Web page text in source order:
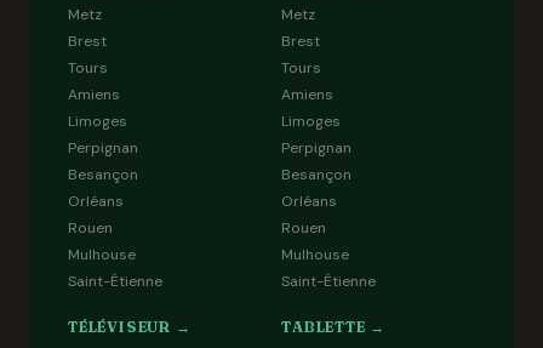
Metz
Brest
Tours
Amiens
Limoges
Perpignan
Besançon
Orléans
Rouen
Mulhouse
Saint-Étienne
Metz
Brest
Tours
Amiens
Limoges
Perpignan
Besançon
Orléans
Rouen
Mulhouse
Saint-Étienne
TÉLÉVISEUR → TABLETTE →